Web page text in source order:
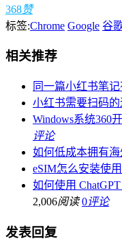
368赞
标签:Chrome Google 谷
相关推荐
同一篇小红书笔记
小红书需要扫码的
Windows系统360
评论
如何低成本拥有海
eSIM怎么安装使
如何使用
2,006阅读 0评论
发表回复